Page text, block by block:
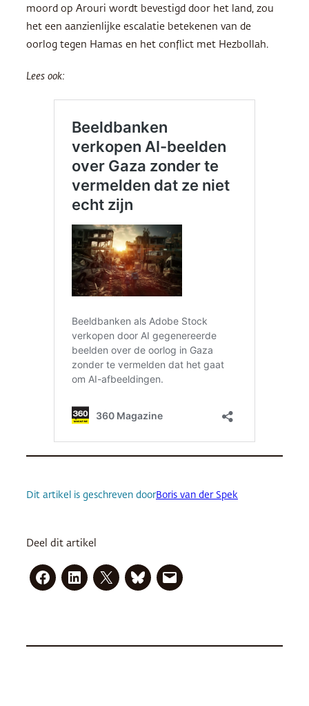
moord op Arouri wordt bevestigd door het land, zou
het een aanzienlijke escalatie betekenen van de
oorlog tegen Hamas en het conflict met Hezbollah.
Lees ook:
Dit artikel is geschreven doorBoris van der Spek
Deel dit artikel